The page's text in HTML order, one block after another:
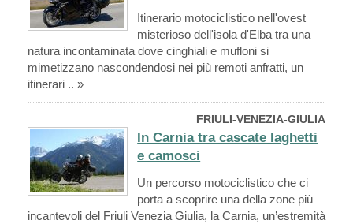
Itinerario motociclistico nell'ovest
misterioso dell'isola d'Elba tra una
natura incontaminata dove cinghiali e mufloni si
mimetizzano nascondendosi nei più remoti anfratti, un
itinerari .. »
FRIULI-VENEZIA-GIULIA
In Carnia tra cascate laghetti
e camosci
Un percorso motociclistico che ci
porta a scoprire una della zone più
incantevoli del Friuli Venezia Giulia, la Carnia, un’estremità